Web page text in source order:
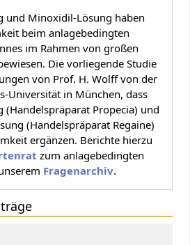
und Minoxidil-Lösung haben
beim anlagebedingten
im Rahmen von großen
Die vorliegende Studie
von Prof. H. Wolff von der
Universität in München, dass
(Handelspräparat Propecia) und
(Handelspräparat Regaine)
ergänzen. Berichte hierzu
zum anlagebedingten
Fragenarchiv.